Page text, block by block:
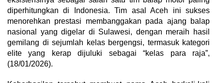
diperhitungkan di Indonesia. Tim asal Aceh ini sukses
menorehkan prestasi membanggakan pada ajang balap
nasional yang digelar di Sulawesi, dengan meraih hasil
gemilang di sejumlah kelas bergengsi, termasuk kategori
elite yang kerap dijuluki sebagai “kelas para raja”,
(18/01/2026).